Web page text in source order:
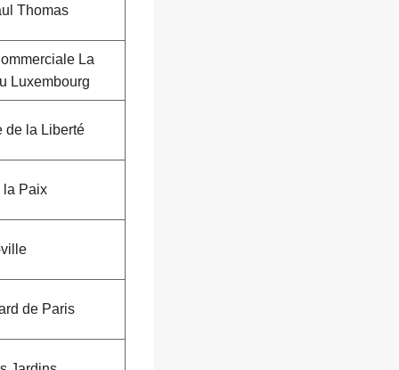
Thomas
La
Luxembourg
de la Liberté
la Paix
de Paris